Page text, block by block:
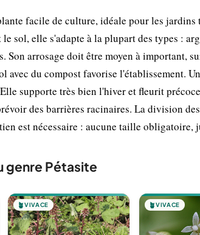
facile de culture, idéale pour les
sol, elle s'adapte à la plupart des types :
Son arrosage doit être moyen à important,
avec du compost favorise l'établissement.
supporte très bien l'hiver et fleurit
des barrières racinaires. La division
est nécessaire : aucune taille obligatoire,
genre Pétasite
🪴VIVACE 🪴VIVACE